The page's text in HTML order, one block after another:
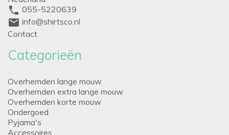
phone 055-5220639
mail info@shirtsco.nl
Contact
Categorieën
Overhemden lange mouw
Overhemden extra lange mouw
Overhemden korte mouw
Ondergoed
Pyjama's
Accessoires